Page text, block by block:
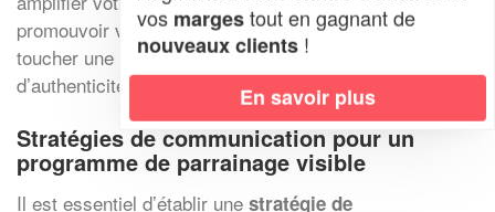
promouvoir votre programme de parrainage permet de
toucher une audience plus large et d’ajouter une couche
d’authenticité et de confiance à votre campagne.
Stratégies de communication pour un
programme de parrainage visible
Il est essentiel d’établir une stratégie de
vos margestout en gagnant de
nouveaux clients !
En savoir plus